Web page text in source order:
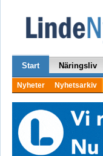
Start Näringsliv
Nyheter Nyhetsarkiv